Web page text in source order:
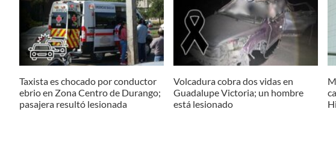
Taxista es chocado por conductor
ebrio en Zona Centro de Durango;
pasajera resultó lesionada
Volcadura cobra dos vidas en
Guadalupe Victoria; un hombre
está lesionado